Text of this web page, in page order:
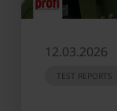
12.03.2026
TEST REPORTS